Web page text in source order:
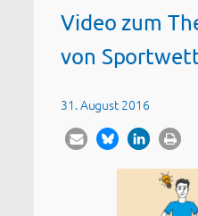
Video zum
von
31. August 2016